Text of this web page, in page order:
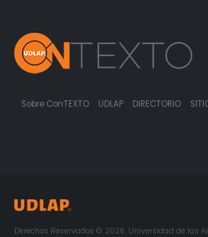
Sobre ConTEXTO UDLAP DIRECTORIO
Derechos Reservados © 2026. Universidad de las